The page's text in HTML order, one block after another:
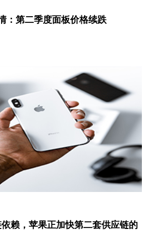
：第二季度面板价格续跌
赖，苹果正加快第二套供应链的